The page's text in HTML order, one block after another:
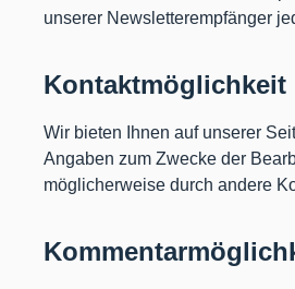
unserer Newsletterempfänger
Kontaktmöglichkeit
Wir bieten Ihnen auf unserer
Angaben zum Zwecke der
möglicherweise durch andere